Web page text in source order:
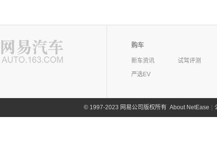
购车
新车资讯
试驾评测
严选EV
©1997-2023 网易公司版权所有 About NetEase